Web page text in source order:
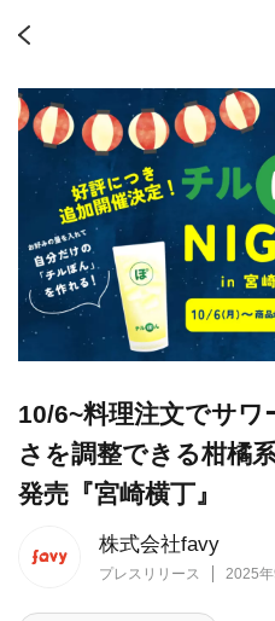
株式会社favy
プレスリリース 2025
10/6~料理注文でサワ
さを調整できる柑橘
発売『宮崎横丁』